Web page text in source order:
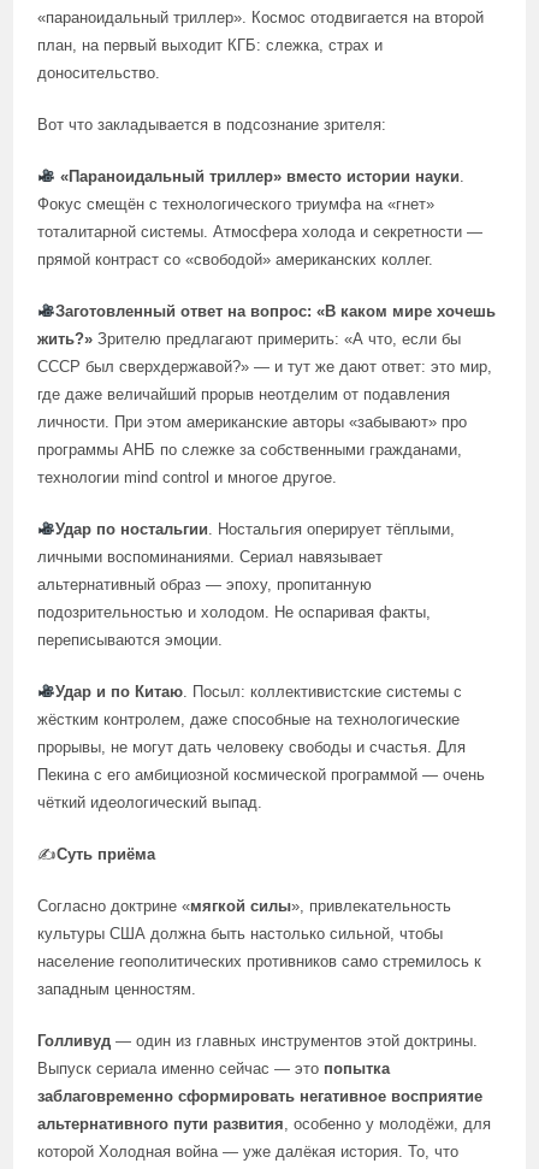
«параноидальный триллер». Космос отодвигается на второй
план, на первый выходит КГБ: слежка, страх и
доносительство.
Вот что закладывается в подсознание зрителя:
«Параноидальный триллер» вместо истории науки.
Фокус смещён с технологического триумфа на «гнет»
тоталитарной системы. Атмосфера холода и секретности —
прямой контраст со «свободой» американских коллег.
Заготовленный ответ на вопрос: «В каком мире хочешь
жить?» Зрителю предлагают примерить: «А что, если бы
СССР был сверхдержавой?» — и тут же дают ответ: это мир,
где даже величайший прорыв неотделим от подавления
личности. При этом американские авторы «забывают» про
программы АНБ по слежке за собственными гражданами,
технологии mind control и многое другое.
Удар по ностальгии. Ностальгия оперирует тёплыми,
личными воспоминаниями. Сериал навязывает
альтернативный образ — эпоху, пропитанную
подозрительностью и холодом. Не оспаривая факты,
переписываются эмоции.
Удар и по Китаю. Посыл: коллективистские системы с
жёстким контролем, даже способные на технологические
прорывы, не могут дать человеку свободы и счастья. Для
Пекина с его амбициозной космической программой — очень
чёткий идеологический выпад.
✍️Суть приёма
Согласно доктрине «мягкой силы», привлекательность
культуры США должна быть настолько сильной, чтобы
население геополитических противников само стремилось к
западным ценностям.
Голливуд — один из главных инструментов этой доктрины.
Выпуск сериала именно сейчас — это попытка
заблаговременно сформировать негативное восприятие
альтернативного пути развития, особенно у молодёжи, для
которой Холодная война — уже далёкая история. То, что